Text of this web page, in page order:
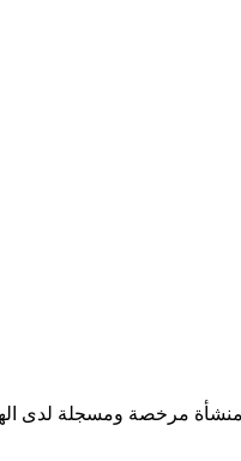
مرخصة ومسجلة لدى